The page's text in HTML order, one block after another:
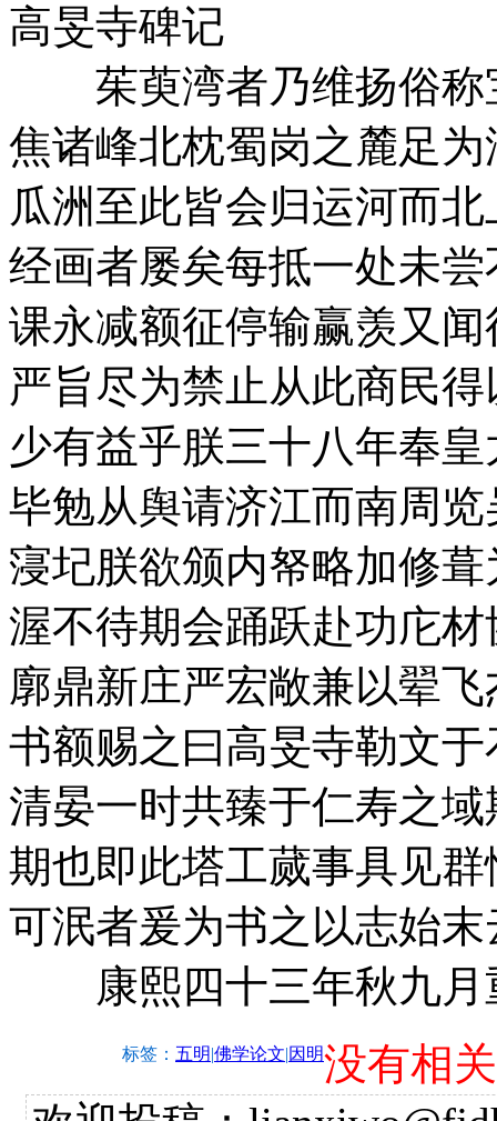
高旻寺碑记
茱萸湾者乃维扬俗称
焦诸峰北枕蜀岗之麓足
瓜洲至此皆会归运河而
经画者屡矣每抵一处未
课永减额征停输赢羡又
严旨尽为禁止从此商民
少有益乎朕三十八年奉
毕勉从舆请济江而南周
寖圮朕欲颁内帑略加修
渥不待期会踊跃赴功庀
廓鼎新庄严宏敞兼以翚
书额赐之曰高旻寺勒文
清晏一时共臻于仁寿之
期也即此塔工蒇事具见
可泯者爰为书之以志始末
康熙四十三年秋九月
标签： 五明|佛学论文|因明没有相